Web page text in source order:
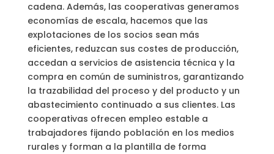
cadena. Además, las cooperativas generamos
economías de escala, hacemos que las
explotaciones de los socios sean más
eficientes, reduzcan sus costes de producción,
accedan a servicios de asistencia técnica y la
compra en común de suministros, garantizando
la trazabilidad del proceso y del producto y un
abastecimiento continuado a sus clientes. Las
cooperativas ofrecen empleo estable a
trabajadores fijando población en los medios
rurales y forman a la plantilla de forma